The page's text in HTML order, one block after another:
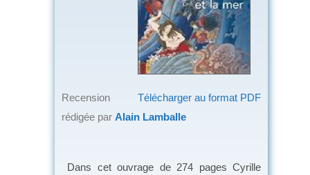
Télécharger au format PDF
Recension
rédigée par Alain Lamballe
Dans cet ouvrage de 274 pages Cyrille